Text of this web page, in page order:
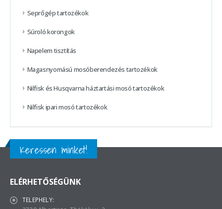
Seprőgép tartozékok
Súroló korongok
Napelem tisztítás
Magasnyomású mosóberendezés tartozékok
Nilfisk és Husqvarna háztartási mosó tartozékok
Nilfisk ipari mosó tartozékok
Keressen minket!
ELÉRHETŐSÉGÜNK
TELEPHELY: